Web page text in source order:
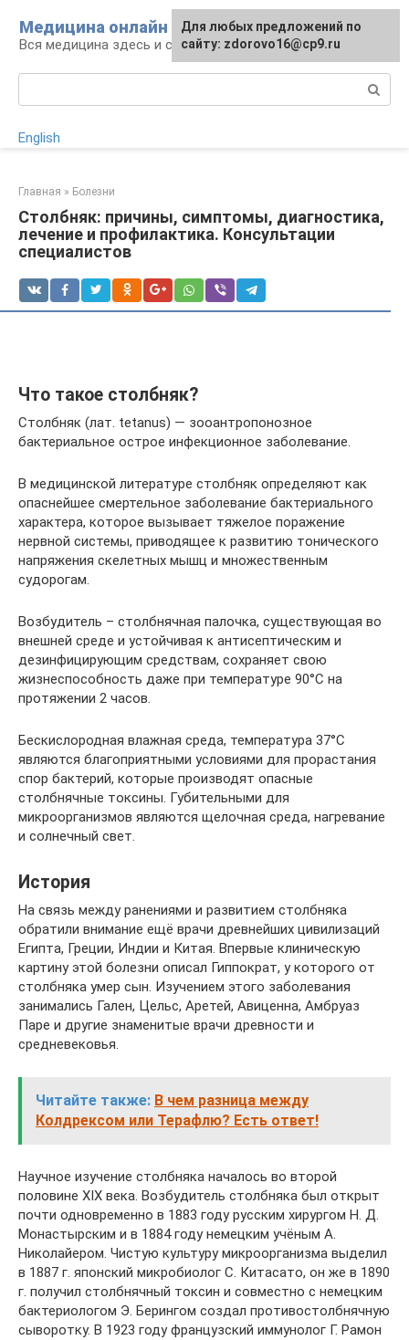
контенту
Медицина онлайн
Вся медицина здесь и сейчас
English
Главная » Болезни
Столбняк: причины, симптомы, диагностика,
лечение и профилактика. Консультации
специалистов
Что такое столбняк?
Столбняк (лат. tetanus) — зооантропонозное
бактериальное острое инфекционное заболевание.
В медицинской литературе столбняк определяют как
опаснейшее смертельное заболевание бактериального
характера, которое вызывает тяжелое поражение
нервной системы, приводящее к развитию тонического
напряжения скелетных мышц и множественным
судорогам.
Возбудитель – столбнячная палочка, существующая во
внешней среде и устойчивая к антисептическим и
дезинфицирующим средствам, сохраняет свою
жизнеспособность даже при температуре 90°C на
протяжении 2 часов.
Бескислородная влажная среда, температура 37°C
являются благоприятными условиями для прорастания
спор бактерий, которые производят опасные
столбнячные токсины. Губительными для
микроорганизмов являются щелочная среда, нагревание
и солнечный свет.
История
На связь между ранениями и развитием столбняка
обратили внимание ещё врачи древнейших цивилизаций
Египта, Греции, Индии и Китая. Впервые клиническую
картину этой болезни описал Гиппократ, у которого от
столбняка умер сын. Изучением этого заболевания
занимались Гален, Цельс, Аретей, Авиценна, Амбруаз
Паре и другие знаменитые врачи древности и
средневековья.
Читайте также: В чем разница между
Колдрексом или Терафлю? Есть ответ!
Научное изучение столбняка началось во второй
половине XIX века. Возбудитель столбняка был открыт
почти одновременно в 1883 году русским хирургом Н. Д.
Монастырским и в 1884 году немецким учёным А.
Николайером. Чистую культуру микроорганизма выделил
в 1887 г. японский микробиолог С. Китасато, он же в 1890
г. получил столбнячный токсин и совместно с немецким
бактериологом Э. Берингом создал противостолбнячную
сыворотку. В 1923 году французский иммунолог Г. Рамон
Для любых предложений по
сайту: zdorovo16@cp9.ru